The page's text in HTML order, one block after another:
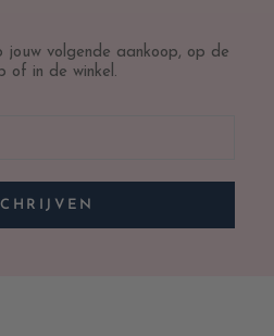
jouw volgende aankoop, op de
of in de winkel.